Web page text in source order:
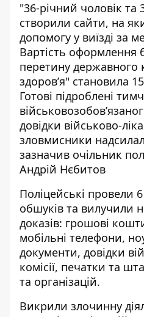
"36-річний чоловік та
створили сайти, на
допомогу у виїзді за
Вартість оформлення
перетину державного
здоров’я" становила
Готові підроблені
довідки військово-
зловмисники
зазначив очільник
Андрій Нєбитов
Поліцейські провели
обшуків та вилучили
доказів: грошові
мобільні телефони,
документи, довідки
комісії, печатки та
та організацій.
Викрили злочинну